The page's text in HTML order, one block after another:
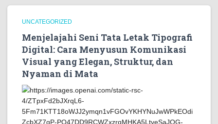
UNCATEGORIZED
Menjelajahi Seni Tata Letak Tipografi
Digital: Cara Menyusun Komunikasi
Visual yang Elegan, Struktur, dan
Nyaman di Mata